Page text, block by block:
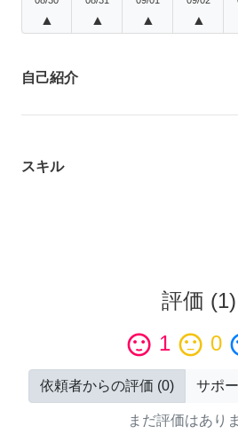
▲ ▲ ▲ ▲
自己紹介
スキル
評価 (1)
sentiment_satisfied 1 sentiment_neutral 0
依頼者からの評価 (0) サポ
まだ評価はあり